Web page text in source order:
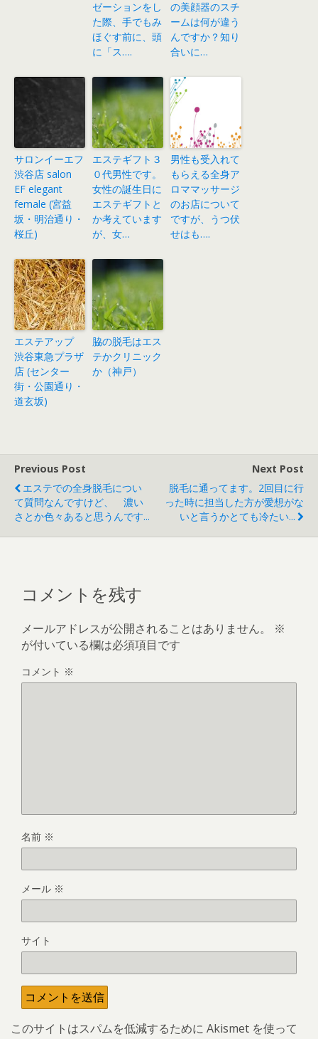
ゼーションをし
た際、手でもみ
ほぐす前に、頭
に「ス….
の美顔器のスチ
ームは何が違う
んですか？知り
合いに…
サロンイーエフ
渋谷店 salon
EF elegant
female (宮益
坂・明治通り・
桜丘)
エステギフト３
０代男性です。
女性の誕生日に
エステギフトと
か考えています
が、女…
男性も受入れて
もらえる全身ア
ロママッサージ
のお店について
ですが、うつ伏
せはも….
エステアップ
渋谷東急プラザ
店 (センター
街・公園通り・
道玄坂)
脇の脱毛はエス
テかクリニック
か（神戸）
Previous Post
エステでの全身脱毛につい
て質問なんですけど、 濃い
さとか色々あると思うんです...
Next Post
脱毛に通ってます。2回目に行
った時に担当した方が愛想がな
いと言うかとても冷たい...
コメントを残す
メールアドレスが公開されることはありません。
※
が付いている欄は必須項目です
コメント ※
名前 ※
メール ※
サイト
このサイトはスパムを低減するために Akismet を使って